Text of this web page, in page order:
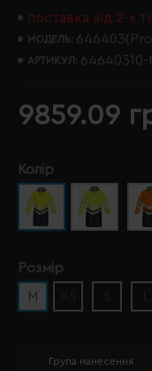
поставка від 2-х
МОДЕЛЬ:
АРТИКУЛ: 64640310-
9859.09
Колір
Розмір
M
Група нанесення